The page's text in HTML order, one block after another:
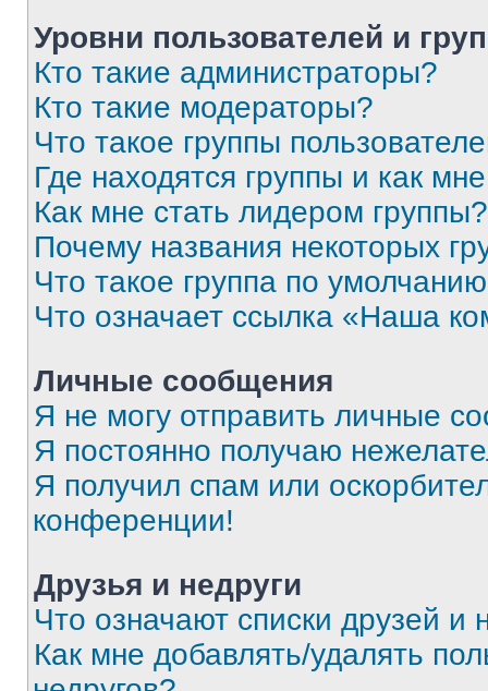
Уровни пользователей и
Кто такие администраторы?
Кто такие модераторы?
Что такое группы
Где находятся группы и как
Как мне стать лидером группы?
Почему названия некоторых
Что такое группа по
Что означает ссылка «Наша
Личные сообщения
Я не могу отправить личные
Я постоянно получаю
Я получил спам или
конференции!
Друзья и недруги
Что означают списки друзей и
Как мне добавлять/удалять